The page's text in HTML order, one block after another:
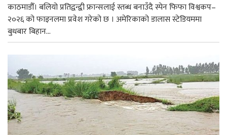
काठमाडौँ। बलियो प्रतिद्वन्द्वी फ्रान्सलाई स्तब्ध बनाउँदै स्पेन फिफा विश्वकप–
२०२६ को फाइनलमा प्रवेश गरेको छ । अमेरिकाको डालास स्टेडियममा
बुधबार बिहान...